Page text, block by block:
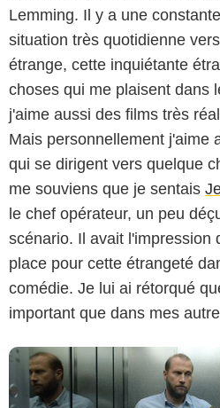
Lemming. Il y a une
situation très quotidienne
étrange, cette inquiétante
choses qui me plaisent dans
j'aime aussi des films très
Mais personnellement j'aime
qui se dirigent vers quelque
me souviens que je sentais
le chef opérateur, un peu
scénario. Il avait l'impression
place pour cette étrangeté
comédie. Je lui ai rétorqué
important que dans mes
Michaël